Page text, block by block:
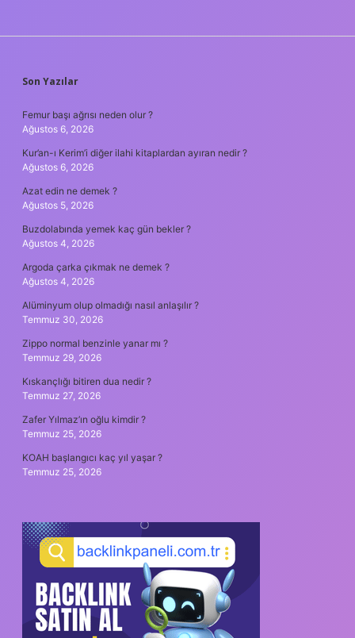
SIDEBAR
Son Yazılar
Femur başı ağrısı neden olur ?
Ağustos 6, 2026
Kur’an-ı Kerim’i diğer ilahi kitaplardan ayıran nedir ?
Ağustos 6, 2026
Azat edin ne demek ?
Ağustos 5, 2026
Buzdolabında yemek kaç gün bekler ?
Ağustos 4, 2026
Argoda çarka çıkmak ne demek ?
Ağustos 4, 2026
Alüminyum olup olmadığı nasıl anlaşılır ?
Temmuz 30, 2026
Zippo normal benzinle yanar mı ?
Temmuz 29, 2026
Kıskançlığı bitiren dua nedir ?
Temmuz 27, 2026
Zafer Yılmaz’ın oğlu kimdir ?
Temmuz 25, 2026
KOAH başlangıcı kaç yıl yaşar ?
Temmuz 25, 2026